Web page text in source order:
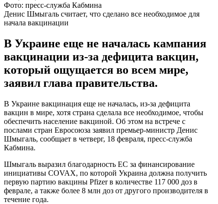
Фото: пресс-служба Кабмина
Денис Шмыгаль считает, что сделано все необходимое для
начала вакцинации
В Украине еще не началась кампания
вакцинации из-за дефицита вакцин,
который ощущается во всем мире,
заявил глава правительства.
В Украине вакцинация еще не началась, из-за дефицита
вакцин в мире, хотя страна сделала все необходимое, чтобы
обеспечить население вакциной. Об этом на встрече с
послами стран Евросоюза заявил премьер-министр Денис
Шмыгаль, сообщает в четверг, 18 февраля, пресс-служба
Кабмина.
Шмыгаль выразил благодарность ЕС за финансирование
инициативы COVAX, по которой Украина должна получить
первую партию вакцины Pfizer в количестве 117 000 доз в
феврале, а также более 8 млн доз от другого производителя в
течение года.